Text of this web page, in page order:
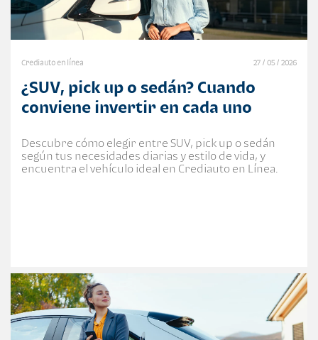
Crediauto en línea 27 / 05 / 2026
¿SUV, pick up o sedán? Cuando
conviene invertir en cada uno
Descubre cómo elegir entre SUV, pick up o sedán
según tus necesidades diarias y estilo de vida, y
encuentra el vehículo ideal en Crediauto en Línea.